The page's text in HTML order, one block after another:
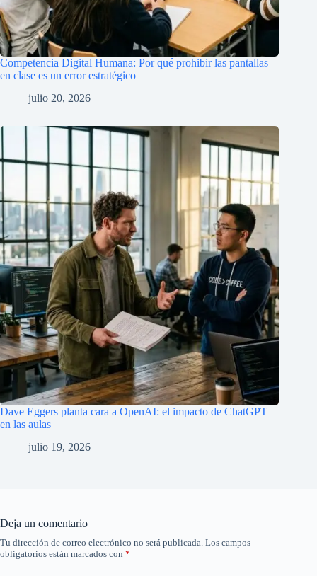
Competencia Digital Humana: Por qué prohibir las pantallas
en clase es un error estratégico
julio 20, 2026
Dave Eggers planta cara a OpenAI: el impacto de ChatGPT
en las aulas
julio 19, 2026
Deja un comentario
Tu dirección de correo electrónico no será publicada. Los campos
obligatorios están marcados con *